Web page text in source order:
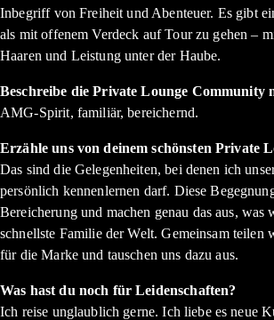
Inbegriff von Freiheit und Abenteuer. Es gibt
als mit offenem Verdeck auf Tour zu gehen –
Haaren und Leistung unter der Haube.
Beschreibe die Private Lounge Community
AMG-Spirit, familiär, bereichernd.
Erzähle uns von deinem schönsten Private
Das sind die Gelegenheiten, bei denen ich
persönlich kennenlernen darf. Diese
Bereicherung und machen genau das aus, was
schnellste Familie der Welt. Gemeinsam teilen
für die Marke und tauschen uns dazu aus.
Was hast du noch für Leidenschaften?
Ich reise unglaublich gerne. Ich liebe es neue